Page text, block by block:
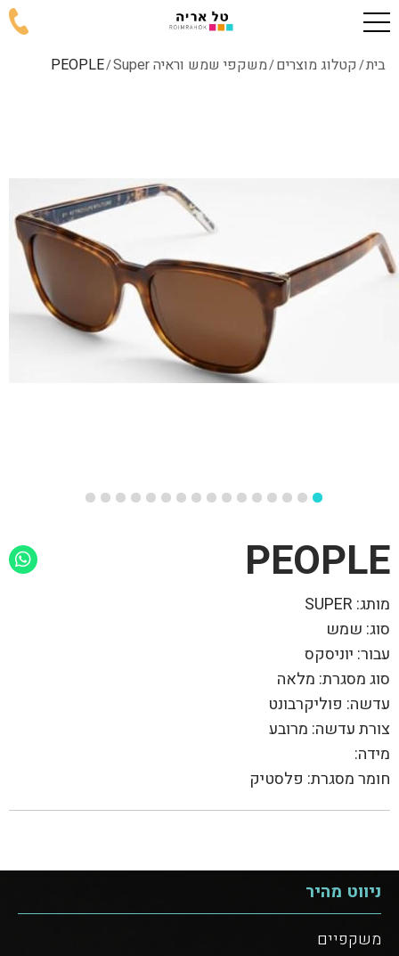
בית/קטלוג מוצרים/משקפי שמש וראיה Super /
PEOPLE
PEOPLE
מותג: SUPER
סוג: שמש
עבור: יוניסקס
סוג מסגרת: מלאה
עדשה: פוליקרבונט
צורת עדשה: מרובע
מידה:
חומר מסגרת: פלסטיק
ניווט מהיר
משקפיים